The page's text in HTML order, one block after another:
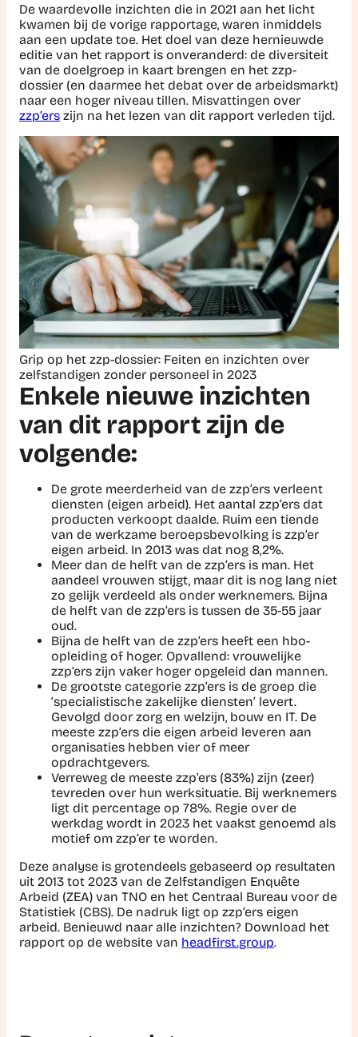
De waardevolle inzichten die in 2021 aan het licht
kwamen bij de vorige rapportage, waren inmiddels
aan een update toe. Het doel van deze hernieuwde
editie van het rapport is onveranderd: de diversiteit
van de doelgroep in kaart brengen en het zzp-
dossier (en daarmee het debat over de arbeidsmarkt)
naar een hoger niveau tillen. Misvattingen over
zzp’ers zijn na het lezen van dit rapport verleden tijd.
Grip op het zzp-dossier: Feiten en inzichten over
zelfstandigen zonder personeel in 2023
Enkele nieuwe inzichten
van dit rapport zijn de
volgende:
De grote meerderheid van de zzp’ers verleent
diensten (eigen arbeid). Het aantal zzp’ers dat
producten verkoopt daalde. Ruim een tiende
van de werkzame beroepsbevolking is zzp’er
eigen arbeid. In 2013 was dat nog 8,2%.
Meer dan de helft van de zzp’ers is man. Het
aandeel vrouwen stijgt, maar dit is nog lang niet
zo gelijk verdeeld als onder werknemers. Bijna
de helft van de zzp’ers is tussen de 35-55 jaar
oud.
Bijna de helft van de zzp’ers heeft een hbo-
opleiding of hoger. Opvallend: vrouwelijke
zzp’ers zijn vaker hoger opgeleid dan mannen.
De grootste categorie zzp’ers is de groep die
‘specialistische zakelijke diensten’ levert.
Gevolgd door zorg en welzijn, bouw en IT. De
meeste zzp’ers die eigen arbeid leveren aan
organisaties hebben vier of meer
opdrachtgevers.
Verreweg de meeste zzp’ers (83%) zijn (zeer)
tevreden over hun werksituatie. Bij werknemers
ligt dit percentage op 78%. Regie over de
werkdag wordt in 2023 het vaakst genoemd als
motief om zzp’er te worden.
Deze analyse is grotendeels gebaseerd op resultaten
uit 2013 tot 2023 van de Zelfstandigen Enquête
Arbeid (ZEA) van TNO en het Centraal Bureau voor de
Statistiek (CBS). De nadruk ligt op zzp’ers eigen
arbeid. Benieuwd naar alle inzichten? Download het
rapport op de website van headfirst.group.